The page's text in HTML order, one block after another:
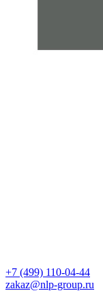
+7 (499) 110-04-44
zakaz@nlp-group.ru